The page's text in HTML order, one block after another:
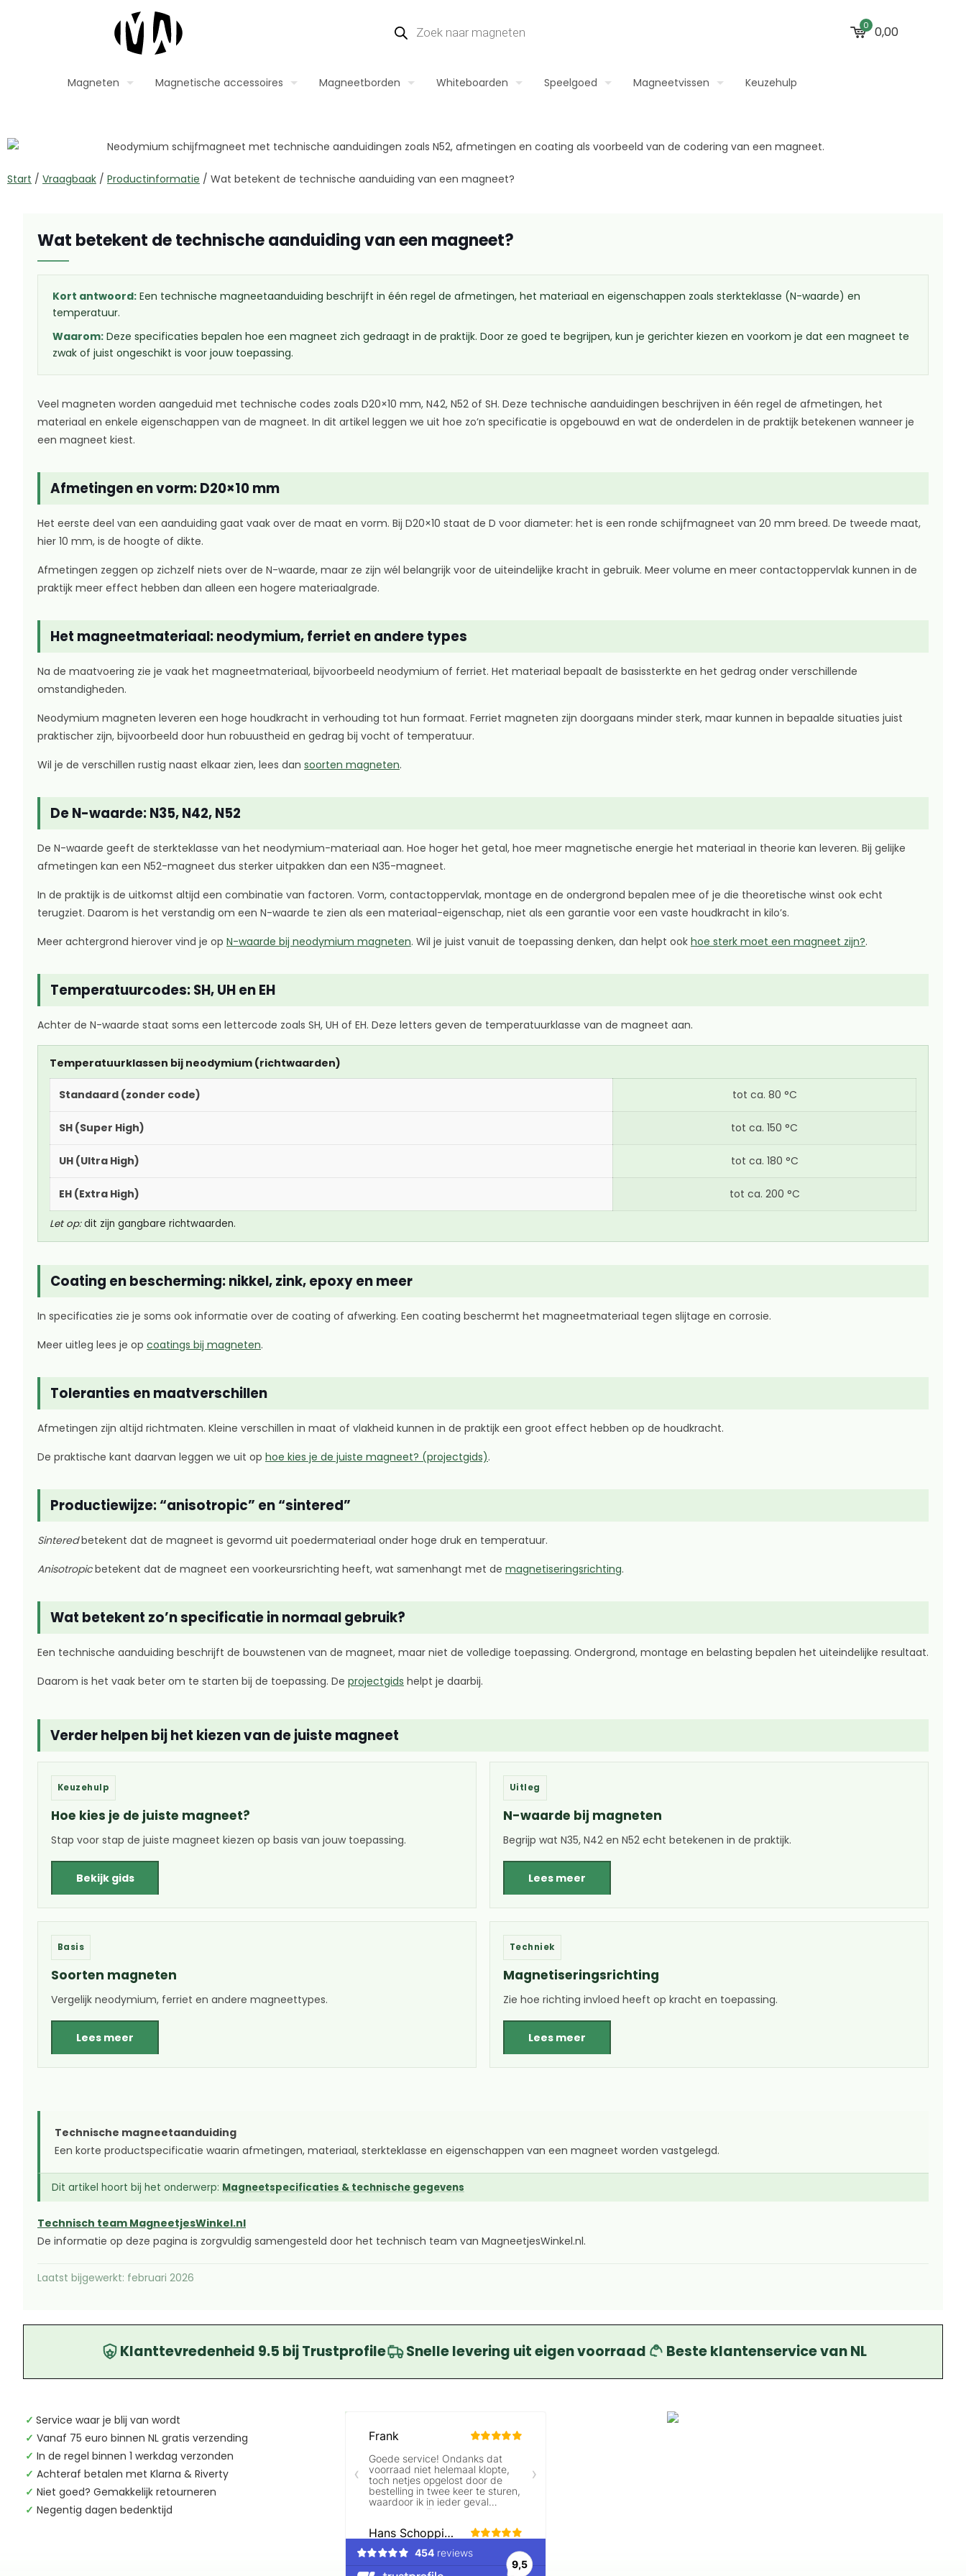
0 0,00
Magneten Magnetische accessoires Magneetborden Whiteboarden Speelgoed Magneetvissen Keuzehulp
Start / Vraagbaak / Productinformatie / Wat betekent de technische aanduiding van een magneet?
Wat betekent de technische aanduiding van een magneet?
Kort antwoord: Een technische magneetaanduiding beschrijft in één regel de afmetingen, het materiaal en eigenschappen zoals sterkteklasse (N-waarde) en
temperatuur.
Waarom: Deze specificaties bepalen hoe een magneet zich gedraagt in de praktijk. Door ze goed te begrijpen, kun je gerichter kiezen en voorkom je dat een magneet te
zwak of juist ongeschikt is voor jouw toepassing.
Veel magneten worden aangeduid met technische codes zoals D20×10 mm, N42, N52 of SH. Deze technische aanduidingen beschrijven in één regel de afmetingen, het
materiaal en enkele eigenschappen van de magneet. In dit artikel leggen we uit hoe zo’n specificatie is opgebouwd en wat de onderdelen in de praktijk betekenen wanneer je
een magneet kiest.
Afmetingen en vorm: D20×10 mm
Het eerste deel van een aanduiding gaat vaak over de maat en vorm. Bij D20×10 staat de D voor diameter: het is een ronde schijfmagneet van 20 mm breed. De tweede maat,
hier 10 mm, is de hoogte of dikte.
Afmetingen zeggen op zichzelf niets over de N-waarde, maar ze zijn wél belangrijk voor de uiteindelijke kracht in gebruik. Meer volume en meer contactoppervlak kunnen in de
praktijk meer effect hebben dan alleen een hogere materiaalgrade.
Het magneetmateriaal: neodymium, ferriet en andere types
Na de maatvoering zie je vaak het magneetmateriaal, bijvoorbeeld neodymium of ferriet. Het materiaal bepaalt de basissterkte en het gedrag onder verschillende
omstandigheden.
Neodymium magneten leveren een hoge houdkracht in verhouding tot hun formaat. Ferriet magneten zijn doorgaans minder sterk, maar kunnen in bepaalde situaties juist
praktischer zijn, bijvoorbeeld door hun robuustheid en gedrag bij vocht of temperatuur.
Wil je de verschillen rustig naast elkaar zien, lees dan soorten magneten.
De N-waarde: N35, N42, N52
De N-waarde geeft de sterkteklasse van het neodymium-materiaal aan. Hoe hoger het getal, hoe meer magnetische energie het materiaal in theorie kan leveren. Bij gelijke
afmetingen kan een N52-magneet dus sterker uitpakken dan een N35-magneet.
In de praktijk is de uitkomst altijd een combinatie van factoren. Vorm, contactoppervlak, montage en de ondergrond bepalen mee of je die theoretische winst ook echt
terugziet. Daarom is het verstandig om een N-waarde te zien als een materiaal-eigenschap, niet als een garantie voor een vaste houdkracht in kilo’s.
Meer achtergrond hierover vind je op N-waarde bij neodymium magneten. Wil je juist vanuit de toepassing denken, dan helpt ook hoe sterk moet een magneet zijn?.
Temperatuurcodes: SH, UH en EH
Achter de N-waarde staat soms een lettercode zoals SH, UH of EH. Deze letters geven de temperatuurklasse van de magneet aan.
Temperatuurklassen bij neodymium (richtwaarden)
Standaard (zonder code) tot ca. 80 °C
SH (Super High) tot ca. 150 °C
UH (Ultra High) tot ca. 180 °C
EH (Extra High) tot ca. 200 °C
Let op:dit zijn gangbare richtwaarden.
Coating en bescherming: nikkel, zink, epoxy en meer
In specificaties zie je soms ook informatie over de coating of afwerking. Een coating beschermt het magneetmateriaal tegen slijtage en corrosie.
Meer uitleg lees je op coatings bij magneten.
Toleranties en maatverschillen
Afmetingen zijn altijd richtmaten. Kleine verschillen in maat of vlakheid kunnen in de praktijk een groot effect hebben op de houdkracht.
De praktische kant daarvan leggen we uit op hoe kies je de juiste magneet? (projectgids).
Productiewijze: “anisotropic” en “sintered”
Sinteredbetekent dat de magneet is gevormd uit poedermateriaal onder hoge druk en temperatuur.
Anisotropicbetekent dat de magneet een voorkeursrichting heeft, wat samenhangt met de magnetiseringsrichting.
Wat betekent zo’n specificatie in normaal gebruik?
Een technische aanduiding beschrijft de bouwstenen van de magneet, maar niet de volledige toepassing. Ondergrond, montage en belasting bepalen het uiteindelijke resultaat.
Daarom is het vaak beter om te starten bij de toepassing. De projectgids helpt je daarbij.
Verder helpen bij het kiezen van de juiste magneet
Keuzehulp
Hoe kies je de juiste magneet?
Stap voor stap de juiste magneet kiezen op basis van jouw toepassing.
Bekijk gids
Uitleg
N-waarde bij magneten
Begrijp wat N35, N42 en N52 echt betekenen in de praktijk.
Lees meer
Basis
Soorten magneten
Vergelijk neodymium, ferriet en andere magneettypes.
Lees meer
Techniek
Magnetiseringsrichting
Zie hoe richting invloed heeft op kracht en toepassing.
Lees meer
Technische magneetaanduiding
Een korte productspecificatie waarin afmetingen, materiaal, sterkteklasse en eigenschappen van een magneet worden vastgelegd.
Dit artikel hoort bij het onderwerp: Magneetspecificaties & technische gegevens
Technisch team MagneetjesWinkel.nl
De informatie op deze pagina is zorgvuldig samengesteld door het technisch team van MagneetjesWinkel.nl.
Laatst bijgewerkt: februari 2026
Klanttevredenheid 9.5 bij Trustprofile Snelle levering uit eigen voorraad Beste klantenservice van NL
✓ Service waar je blij van wordt
✓ Vanaf 75 euro binnen NL gratis verzending
✓ In de regel binnen 1 werkdag verzonden
✓ Achteraf betalen met Klarna & Riverty
✓ Niet goed? Gemakkelijk retourneren
✓ Negentig dagen bedenktijd